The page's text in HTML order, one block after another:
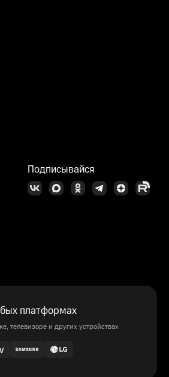
Подписывайся
платформах
телевизоре и других устройствах